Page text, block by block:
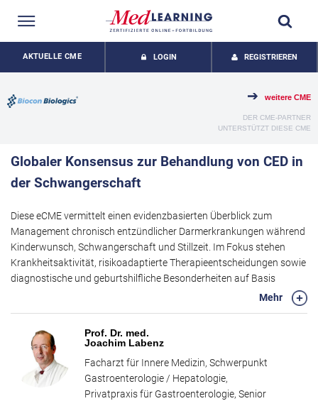
AKTUELLE CME LOGIN REGISTRIEREN
weitere CME
DER CME-PARTNER
UNTERSTÜTZT DIESE CME
Globaler Konsensus zur Behandlung von CED in
der Schwangerschaft
Diese eCME vermittelt einen evidenzbasierten Überblick zum
Management chronisch entzündlicher Darmerkrankungen während
Kinderwunsch, Schwangerschaft und Stillzeit. Im Fokus stehen
Krankheitsaktivität, risikoadaptierte Therapieentscheidungen sowie
diagnostische und geburtshilfliche Besonderheiten auf Basis
aktueller internationaler Konsensus-Empfehlungen. Ziel ist es,
Ärztinnen und Ärzten Sicherheit in der interdisziplinären Betreuung
Mehr
Prof. Dr. med.
Joachim Labenz
Facharzt für Innere Medizin, Schwerpunkt
Gastroenterologie / Hepatologie,
Privatpraxis für Gastroenterologie, Senior